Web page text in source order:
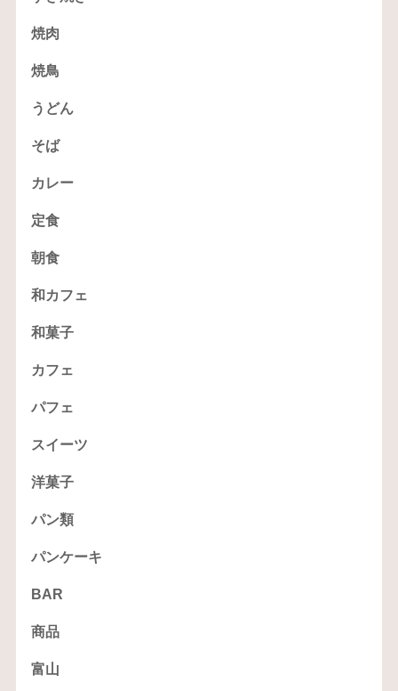
焼肉
焼鳥
うどん
そば
カレー
定食
朝食
和カフェ
和菓子
カフェ
パフェ
スイーツ
洋菓子
パン類
パンケーキ
BAR
商品
富山